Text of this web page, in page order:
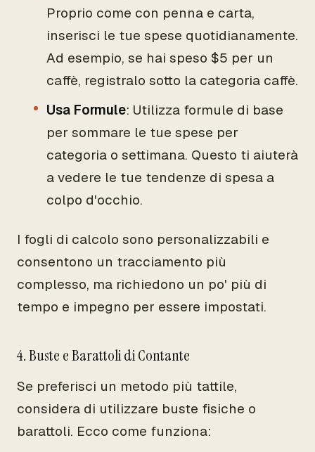
Proprio come con penna e carta,
inserisci le tue spese quotidianamente.
Ad esempio, se hai speso $5 per un
caffè, registralo sotto la categoria caffè.
Usa Formule: Utilizza formule di base
per sommare le tue spese per
categoria o settimana. Questo ti aiuterà
a vedere le tue tendenze di spesa a
colpo d'occhio.
I fogli di calcolo sono personalizzabili e
consentono un tracciamento più
complesso, ma richiedono un po' più di
tempo e impegno per essere impostati.
4. Buste e Barattoli di Contante
Se preferisci un metodo più tattile,
considera di utilizzare buste fisiche o
barattoli. Ecco come funziona: